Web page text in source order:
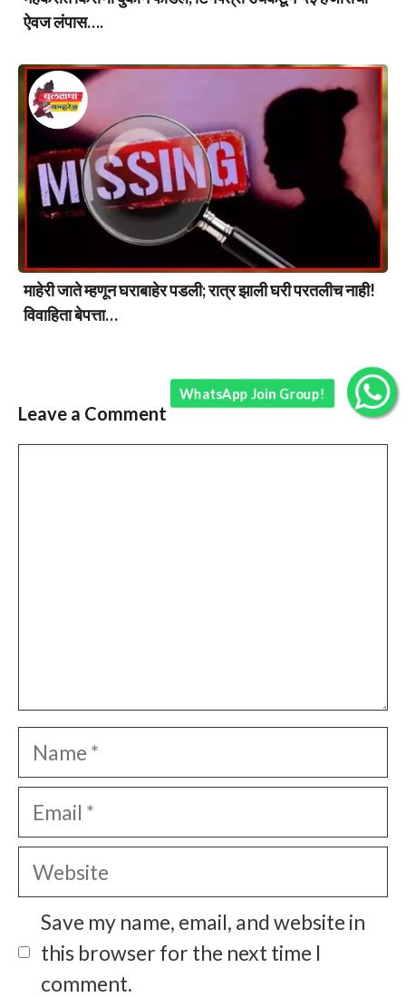
ऐवज लंपास….
माहेरी जाते म्हणून घराबाहेर पडली; रात्र झाली घरी परतलीच नाही!
विवाहिता बेपत्ता…
Leave a Comment
Name
Email
Website
Save my name, email, and website in
this browser for the next time I
comment.
WhatsApp Join Group!